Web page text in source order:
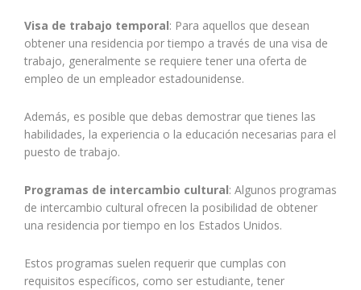
Visa de trabajo temporal: Para aquellos que desean
obtener una residencia por tiempo a través de una visa de
trabajo, generalmente se requiere tener una oferta de
empleo de un empleador estadounidense.
Además, es posible que debas demostrar que tienes las
habilidades, la experiencia o la educación necesarias para el
puesto de trabajo.
Programas de intercambio cultural: Algunos programas
de intercambio cultural ofrecen la posibilidad de obtener
una residencia por tiempo en los Estados Unidos.
Estos programas suelen requerir que cumplas con
requisitos específicos, como ser estudiante, tener